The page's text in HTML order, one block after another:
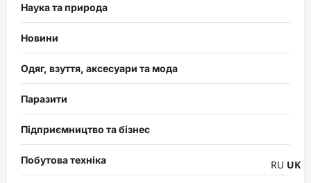
Наука та природа
Новини
Одяг, взуття, аксесуари та мода
Паразити
Підприємництво та бізнес
Побутова техніка RU UK